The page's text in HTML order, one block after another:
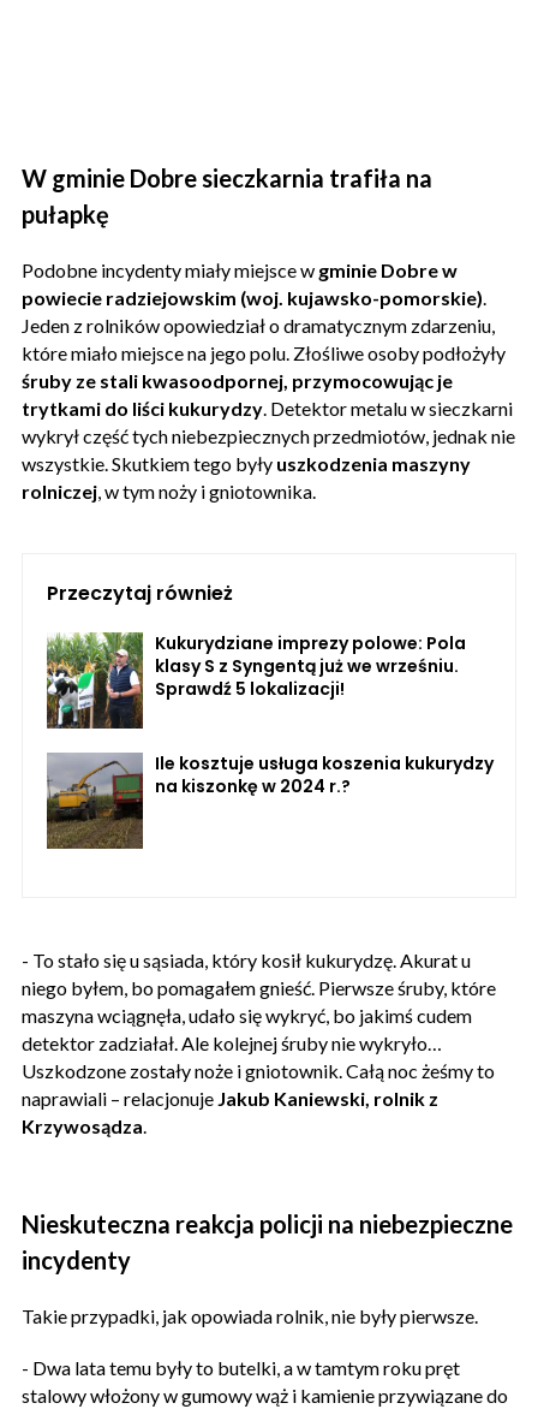
W gminie Dobre sieczkarnia trafiła na
pułapkę
Podobne incydenty miały miejsce w gminie Dobre w
powiecie radziejowskim (woj. kujawsko-pomorskie).
Jeden z rolników opowiedział o dramatycznym zdarzeniu,
które miało miejsce na jego polu. Złośliwe osoby podłożyły
śruby ze stali kwasoodpornej, przymocowując je
trytkami do liści kukurydzy. Detektor metalu w sieczkarni
wykrył część tych niebezpiecznych przedmiotów, jednak nie
wszystkie. Skutkiem tego były uszkodzenia maszyny
rolniczej, w tym noży i gniotownika.
Przeczytaj również
Kukurydziane imprezy polowe: Pola
klasy S z Syngentą już we wrześniu.
Sprawdź 5 lokalizacji!
Ile kosztuje usługa koszenia kukurydzy
na kiszonkę w 2024 r.?
- To stało się u sąsiada, który kosił kukurydzę. Akurat u
niego byłem, bo pomagałem gnieść. Pierwsze śruby, które
maszyna wciągnęła, udało się wykryć, bo jakimś cudem
detektor zadziałał. Ale kolejnej śruby nie wykryło…
Uszkodzone zostały noże i gniotownik. Całą noc żeśmy to
naprawiali – relacjonuje Jakub Kaniewski, rolnik z
Krzywosądza.
Nieskuteczna reakcja policji na niebezpieczne
incydenty
Takie przypadki, jak opowiada rolnik, nie były pierwsze.
- Dwa lata temu były to butelki, a w tamtym roku pręt
stalowy włożony w gumowy wąż i kamienie przywiązane do